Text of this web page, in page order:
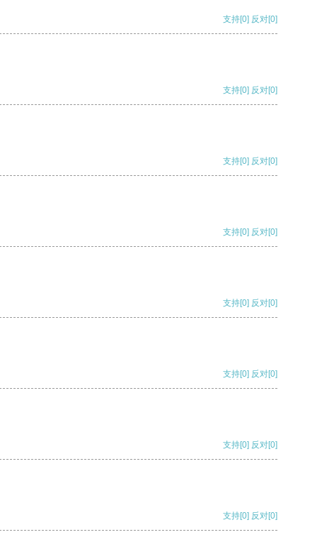
支持[0] 反对[0]
支持[0] 反对[0]
支持[0] 反对[0]
支持[0] 反对[0]
支持[0] 反对[0]
支持[0] 反对[0]
支持[0] 反对[0]
支持[0] 反对[0]